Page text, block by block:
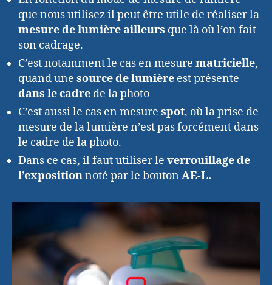
que nous utilisez il peut être utile de réaliser la
mesure de lumière ailleurs que là où l’on fait
son cadrage.
C’est notamment le cas en mesure matricielle,
quand une source de lumière est présente
dans le cadre de la photo
C’est aussi le cas en mesure spot, où la prise de
mesure de la lumière n’est pas forcément dans
le cadre de la photo.
Dans ce cas, il faut utiliser le verrouillage de
l’expositionnoté par le bouton AE-L.